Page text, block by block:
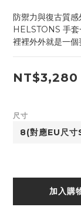
防禦力與復古質
HELSTONS 手
裡裡外外就是一
NT$3,280
尺寸
加入購